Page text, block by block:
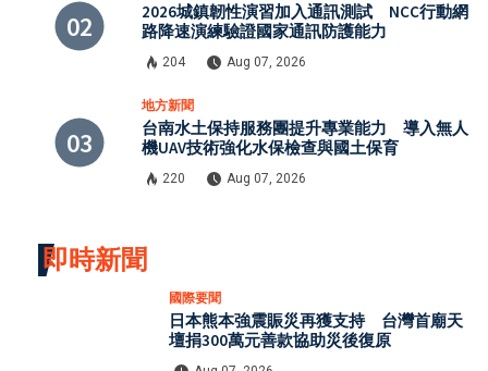
2026城鎮韌性演習加入通訊測試 NCC行動網
路降速演練驗證國家通訊防護能力
204 Aug 07, 2026
地方新聞
台南水土保持服務團提升專業能力 導入無人
機UAV技術強化水保檢查與國土保育
220 Aug 07, 2026
即時新聞
國際要聞
日本熊本強震賑災再獲支持 台灣首廟天
壇捐300萬元善款協助災後復原